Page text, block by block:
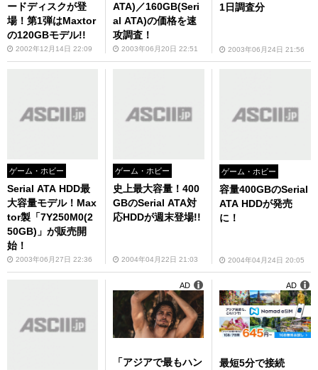
ードディスクが登
場！第1弾はMaxtor
の120GBモデル!!
2002年12月14日 22:09
ATA)／160GB(Seri
al ATA)の価格を速
攻調査！
2003年06月20日 22:51
1日調査分
2003年06月24日 21:56
ゲーム・ホビー
Serial ATA HDD最
大容量モデル！Max
tor製「7Y250M0(2
50GB)」が販売開
始！
2003年06月27日 22:36
ゲーム・ホビー
史上最大容量！400
GBのSerial ATA対
応HDDが週末登場!!
2004年04月22日 21:03
ゲーム・ホビー
容量400GBのSerial
ATA HDDが発売
に！
2004年04月24日 20:05
「アジアで最もハン
AD
最短5分で接続
AD